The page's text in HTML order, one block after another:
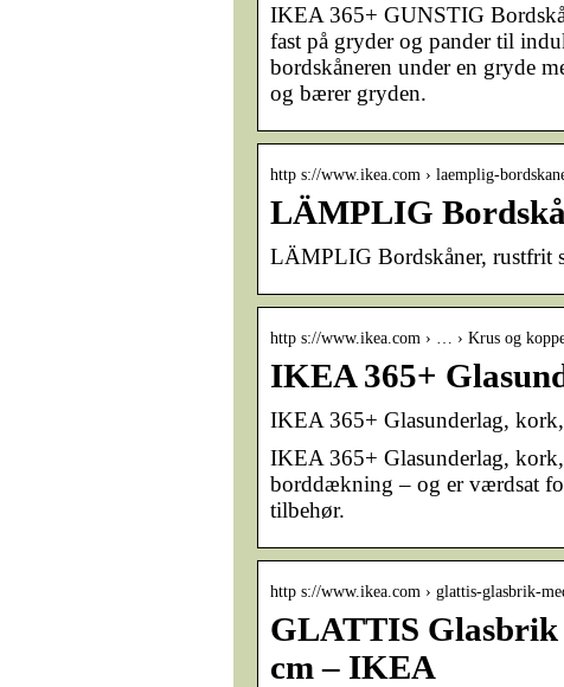
IKEA 365+ GUNSTIG
fast på gryder og pander til
bordskåneren under en gryde
og bærer gryden.
http s://www.ikea.com › laemplig-
LÄMPLIG
LÄMPLIG Bordskåner, rustfrit
http s://www.ikea.com › … › Krus og
IKEA 365+
IKEA 365+ Glasunderlag,
IKEA 365+ Glasunderlag,
borddækning – og er værdsat
tilbehør.
http s://www.ikea.com › glattis-glasbrik-
GLATTIS Glasbrik
cm – IKEA